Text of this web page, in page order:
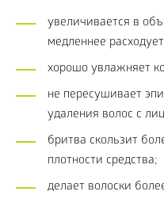
увеличивается в
медленнее
хорошо увлажняет
не пересушивает
удаления волос с
бритва скользит
плотности средства;
делает волоски